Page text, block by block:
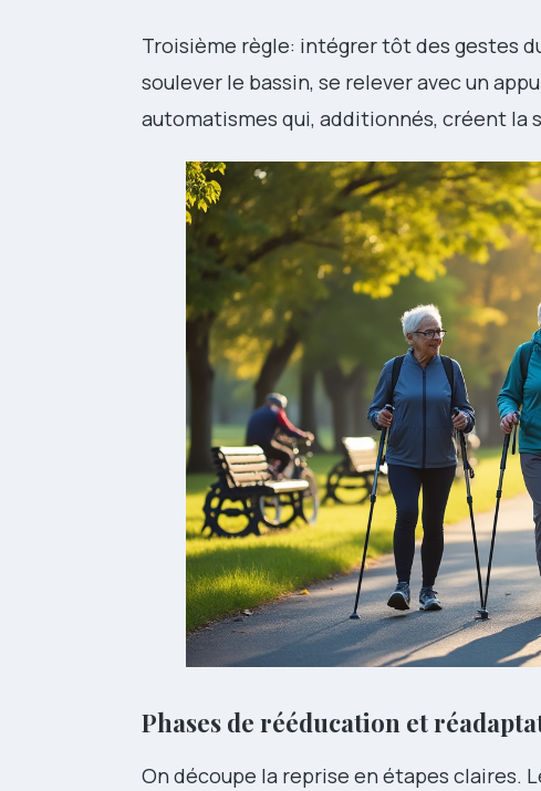
Troisième règle: intégrer tôt des gestes
soulever le bassin, se relever avec un
automatismes qui, additionnés, créent la
Phases de rééducation et
On découpe la reprise en étapes claires.